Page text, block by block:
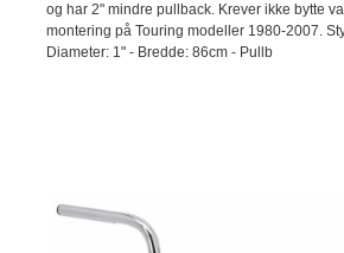
og har 2" mindre pullback. Krever ikke bytte
montering på Touring modeller 1980-2007.
Diameter: 1" - Bredde: 86cm - Pullb